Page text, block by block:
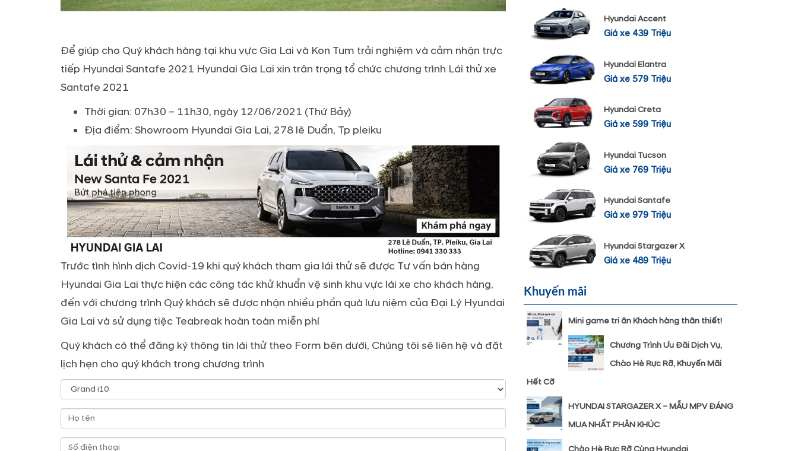
Để giúp cho Quý khách hàng tại khu vực Gia Lai và Kon Tum trải nghiệm và cảm nhận trực
tiếp Hyundai Santafe 2021 Hyundai Gia Lai xin trân trọng tổ chức chương trình Lái thử xe
Santafe 2021
Thời gian: 07h30 – 11h30, ngày 12/06/2021 (Thứ Bảy)
Địa điểm: Showroom Hyundai Gia Lai, 278 lê Duẩn, Tp pleiku
Trước tình hình dịch Covid-19 khi quý khách tham gia lái thử sẽ được Tư vấn bán hàng
Hyundai Gia Lai thực hiện các công tác khử khuẩn vệ sinh khu vực lái xe cho khách hàng,
đến với chương trình Quý khách sẽ được nhận nhiều phần quà lưu niệm của Đại Lý Hyundai
Gia Lai và sử dụng tiệc Teabreak hoàn toàn miễn phí
Quý khách có thể đăng ký thông tin lái thử theo Form bên dưới, Chúng tôi sẽ liên hệ và đặt
lịch hẹn cho quý khách trong chương trình
Hyundai Accent
Giá xe 439 Triệu
Hyundai Elantra
Giá xe 579 Triệu
Hyundai Creta
Giá xe 599 Triệu
Hyundai Tucson
Giá xe 769 Triệu
Hyundai Santafe
Giá xe 979 Triệu
Hyundai Stargazer X
Giá xe 489 Triệu
Khuyến mãi
Mini game tri ân Khách hàng thân thiết!
Chương Trình Ưu Đãi Dịch Vụ,
Chào Hè Rực Rỡ, Khuyến Mãi
Hết Cỡ
HYUNDAI STARGAZER X – MẪU MPV ĐÁNG
MUA NHẤT PHÂN KHÚC
Chào Hè Rực Rỡ Cùng Hyundai